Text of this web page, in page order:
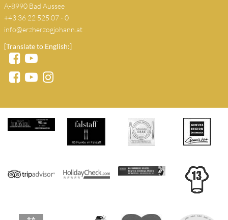
A-8990 Bad Aussee
+43 36 22 525 07 - 0
info@erzherzogjohann.at
[Translate to English:]